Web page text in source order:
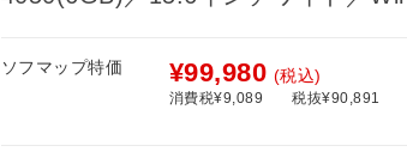
ソフマップ特価 ¥99,980 (税込)
消費税¥9,089 税抜¥90,891